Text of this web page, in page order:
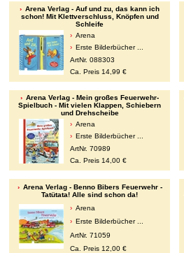
Arena Verlag - Auf und zu, das kann ich
schon! Mit Klettverschluss, Knöpfen und
Schleife
Arena
Erste Bilderbücher ...
ArtNr. 088303
Ca. Preis 14,99 €
Arena Verlag - Mein großes Feuerwehr-
Spielbuch - Mit vielen Klappen, Schiebern
und Drehscheibe
Arena
Erste Bilderbücher ...
ArtNr. 70989
Ca. Preis 14,00 €
Arena Verlag - Benno Bibers Feuerwehr -
Tatütata! Alle sind schon da!
Arena
Erste Bilderbücher ...
ArtNr. 71059
Ca. Preis 12,00 €